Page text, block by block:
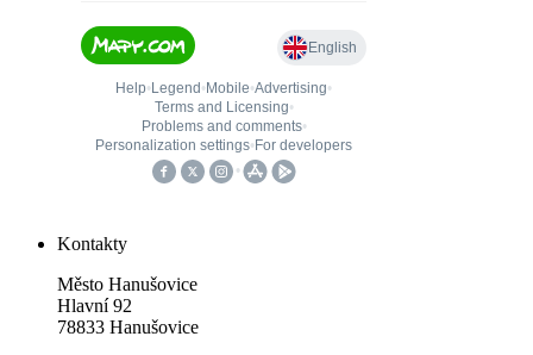
Kontakty
Město Hanušovice
Hlavní 92
78833 Hanušovice